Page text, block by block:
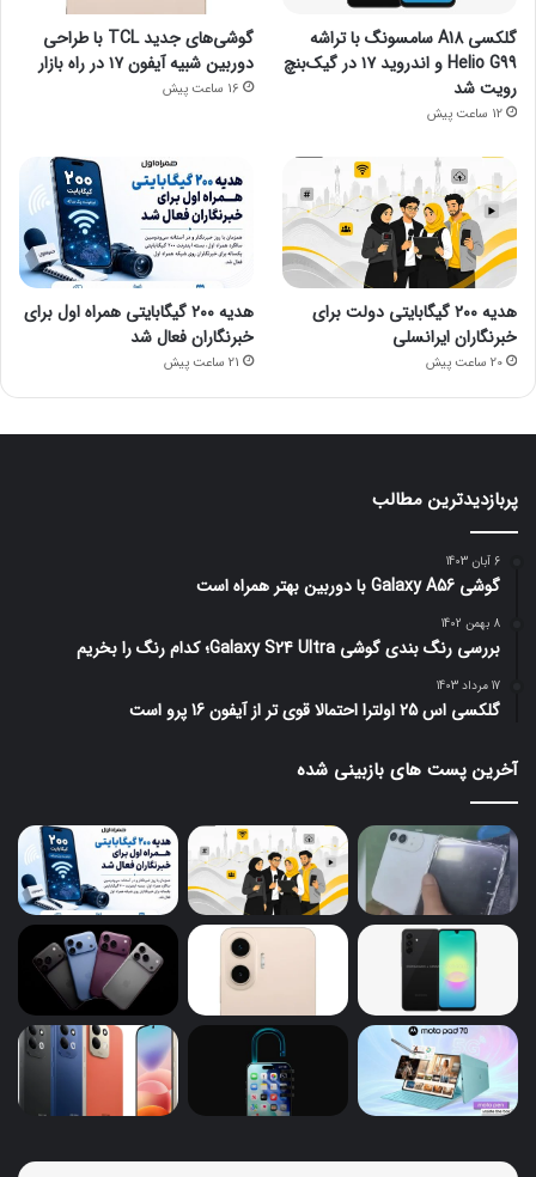
گلکسی A18 سامسونگ با تراشه
Helio G99 و اندروید ۱۷ در گیک‌بنچ
رویت شد
12 ساعت پیش
گوشی‌های جدید TCL با طراحی
دوربین شبیه آیفون ۱۷ در راه بازار
16 ساعت پیش
هدیه ۲۰۰ گیگابایتی دولت برای
خبرنگاران ایرانسلی
20 ساعت پیش
هدیه ۲۰۰ گیگابایتی همراه اول برای
خبرنگاران فعال شد
21 ساعت پیش
پربازدیدترین مطالب
6 آبان 1403
گوشی Galaxy A56 با دوربین بهتر همراه است
8 بهمن 1402
بررسی رنگ بندی گوشی Galaxy S24 Ultra؛ کدام رنگ را بخریم
17 مرداد 1403
گلکسی اس 25 اولترا احتمالا قوی تر از آیفون 16 پرو است
آخرین پست های بازبینی شده